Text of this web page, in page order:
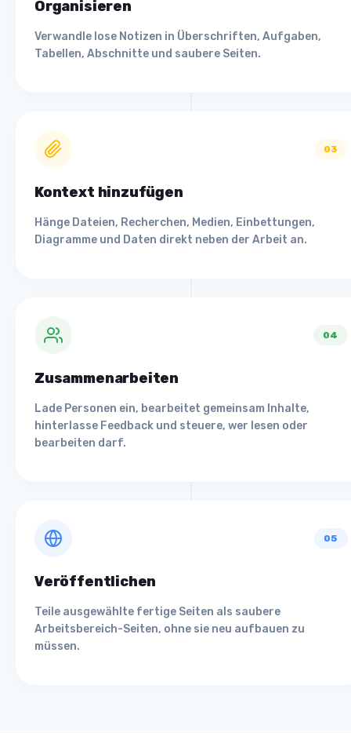
Organisieren
Verwandle lose Notizen in Überschriften, Aufgaben,
Tabellen, Abschnitte und saubere Seiten.
03
Kontext hinzufügen
Hänge Dateien, Recherchen, Medien, Einbettungen,
Diagramme und Daten direkt neben der Arbeit an.
04
Zusammenarbeiten
Lade Personen ein, bearbeitet gemeinsam Inhalte,
hinterlasse Feedback und steuere, wer lesen oder
bearbeiten darf.
05
Veröffentlichen
Teile ausgewählte fertige Seiten als saubere
Arbeitsbereich-Seiten, ohne sie neu aufbauen zu
müssen.